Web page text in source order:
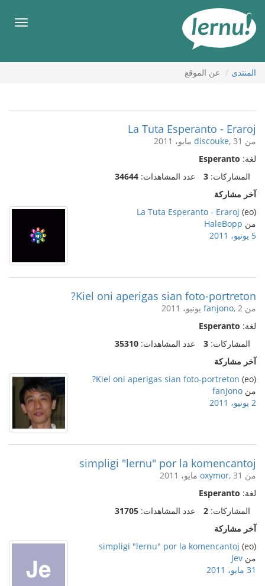
المحتويات
قائمة
المنتدى عن الموقع
La Tuta Esperanto - Eraroj
من discouke, 31 مايو، 2011
لغة: Esperanto
المشاركات: 3 عدد المشاهدات: 34644
آخر مشاركة
(eo)
La Tuta Esperanto - Eraroj
من HaleBopp
5 يونيو، 2011
Kiel oni aperigas sian foto-portreton?
من fanjono, 2 يونيو، 2011
لغة: Esperanto
المشاركات: 3 عدد المشاهدات: 35310
آخر مشاركة
(eo)
Kiel oni aperigas sian foto-portreton?
من fanjono
2 يونيو، 2011
simpligi "lernu" por la komencantoj
من oxymor, 31 مايو، 2011
لغة: Esperanto
المشاركات: 2 عدد المشاهدات: 31705
آخر مشاركة
(eo)
simpligi "lernu" por la komencantoj
من Jev
31 مايو، 2011